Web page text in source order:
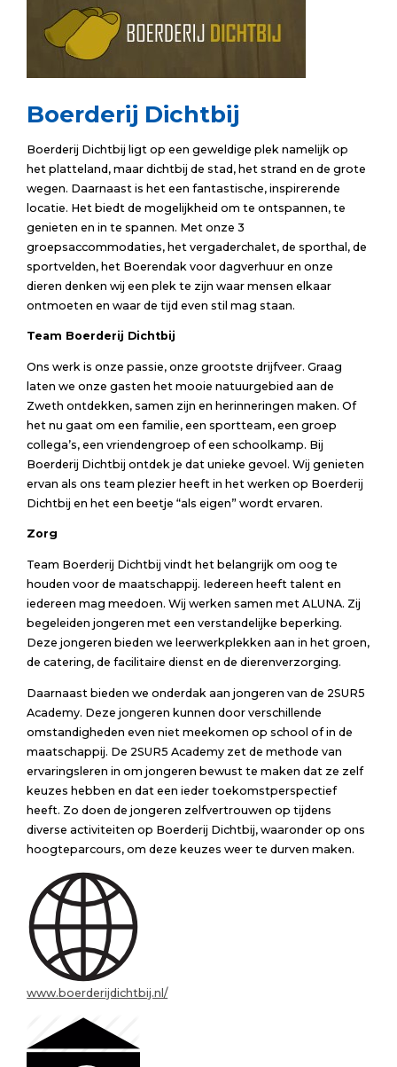
Boerderij Dichtbij
Boerderij Dichtbij ligt op een geweldige plek namelijk op
het platteland, maar dichtbij de stad, het strand en de grote
wegen. Daarnaast is het een fantastische, inspirerende
locatie. Het biedt de mogelijkheid om te ontspannen, te
genieten en in te spannen. Met onze 3
groepsaccommodaties, het vergaderchalet, de sporthal, de
sportvelden, het Boerendak voor dagverhuur en onze
dieren denken wij een plek te zijn waar mensen elkaar
ontmoeten en waar de tijd even stil mag staan.
Team Boerderij Dichtbij
Ons werk is onze passie, onze grootste drijfveer. Graag
laten we onze gasten het mooie natuurgebied aan de
Zweth ontdekken, samen zijn en herinneringen maken. Of
het nu gaat om een familie, een sportteam, een groep
collega’s, een vriendengroep of een schoolkamp. Bij
Boerderij Dichtbij ontdek je dat unieke gevoel. Wij genieten
ervan als ons team plezier heeft in het werken op Boerderij
Dichtbij en het een beetje “als eigen” wordt ervaren.
Zorg
Team Boerderij Dichtbij vindt het belangrijk om oog te
houden voor de maatschappij. Iedereen heeft talent en
iedereen mag meedoen. Wij werken samen met ALUNA. Zij
begeleiden jongeren met een verstandelijke beperking.
Deze jongeren bieden we leerwerkplekken aan in het groen,
de catering, de facilitaire dienst en de dierenverzorging.
Daarnaast bieden we onderdak aan jongeren van de 2SUR5
Academy. Deze jongeren kunnen door verschillende
omstandigheden even niet meekomen op school of in de
maatschappij. De 2SUR5 Academy zet de methode van
ervaringsleren in om jongeren bewust te maken dat ze zelf
keuzes hebben en dat een ieder toekomstperspectief
heeft. Zo doen de jongeren zelfvertrouwen op tijdens
diverse activiteiten op Boerderij Dichtbij, waaronder op ons
hoogteparcours, om deze keuzes weer te durven maken.
www.boerderijdichtbij.nl/